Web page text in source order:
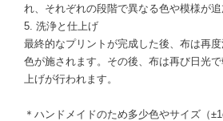
れ、それぞれの段階で異なる色や模様が追
5. 洗浄と仕上げ
最終的なプリントが完成した後、布は再
色が施されます。その後、布は再び日光
上げが行われます。
＊ハンドメイドのため多少色やサイズ（